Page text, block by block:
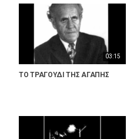
03:15
ΤΟ ΤΡΑΓΟΥΔΙ ΤΗΣ ΑΓΑΠΗΣ